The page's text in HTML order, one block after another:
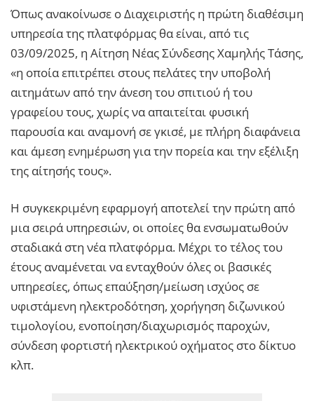
Όπως ανακοίνωσε ο Διαχειριστής η πρώτη διαθέσιμη
υπηρεσία της πλατφόρμας θα είναι, από τις
03/09/2025, η Αίτηση Νέας Σύνδεσης Χαμηλής Τάσης,
«η οποία επιτρέπει στους πελάτες την υποβολή
αιτημάτων από την άνεση του σπιτιού ή του
γραφείου τους, χωρίς να απαιτείται φυσική
παρουσία και αναμονή σε γκισέ, με πλήρη διαφάνεια
και άμεση ενημέρωση για την πορεία και την εξέλιξη
της αίτησής τους».
Η συγκεκριμένη εφαρμογή αποτελεί την πρώτη από
μια σειρά υπηρεσιών, οι οποίες θα ενσωματωθούν
σταδιακά στη νέα πλατφόρμα. Μέχρι το τέλος του
έτους αναμένεται να ενταχθούν όλες οι βασικές
υπηρεσίες, όπως επαύξηση/μείωση ισχύος σε
υφιστάμενη ηλεκτροδότηση, χορήγηση διζωνικού
τιμολογίου, ενοποίηση/διαχωρισμός παροχών,
σύνδεση φορτιστή ηλεκτρικού οχήματος στο δίκτυο
κλπ.